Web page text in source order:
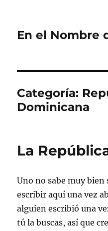
En el Nombre
Categoría:
Dominicana
La
Uno no sabe muy
escribir aquí una vez
alguien escribió una
tú la buscas, así que